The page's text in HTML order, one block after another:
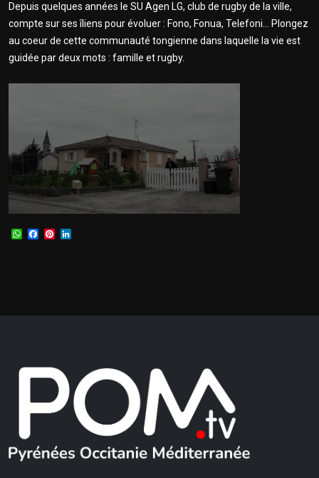
Depuis quelques années le SU Agen LG, club de rugby de la ville,
compte sur ses îliens pour évoluer : Fono, Fonua, Telefoni... Plongez
au coeur de cette communauté tongienne dans laquelle la vie est
guidée par deux mots : famille et rugby.
WhatsApp
Facebook
Pinterest